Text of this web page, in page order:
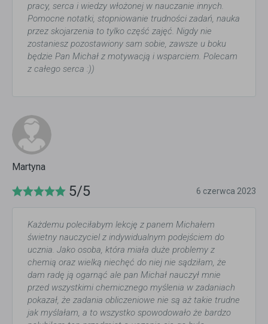
pracy, serca i wiedzy włożonej w nauczanie innych.
Pomocne notatki, stopniowanie trudności zadań, nauka
przez skojarzenia to tylko część zajęć. Nigdy nie
zostaniesz pozostawiony sam sobie, zawsze u boku
będzie Pan Michał z motywacją i wsparciem. Polecam
z całego serca :))
Martyna
5/5 6 czerwca 2023
Każdemu poleciłabym lekcję z panem Michałem
świetny nauczyciel z indywidualnym podejściem do
ucznia. Jako osoba, która miała duże problemy z
chemią oraz wielką niechęć do niej nie sądziłam, że
dam radę ją ogarnąć ale pan Michał nauczył mnie
przed wszystkimi chemicznego myślenia w zadaniach
pokazał, że zadania obliczeniowe nie są aż takie trudne
jak myślałam, a to wszystko spowodowało że bardzo